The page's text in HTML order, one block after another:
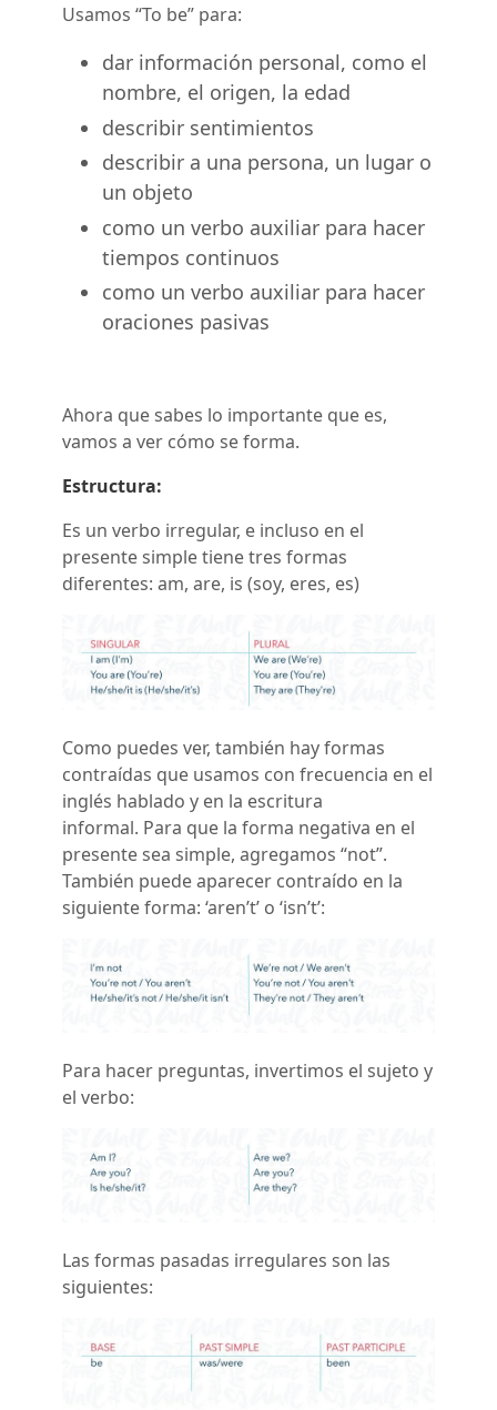
Usamos “To be” para:
dar información personal, como el
nombre, el origen, la edad
describir sentimientos
describir a una persona, un lugar o
un objeto
como un verbo auxiliar para hacer
tiempos continuos
como un verbo auxiliar para hacer
oraciones pasivas
Ahora que sabes lo importante que es,
vamos a ver cómo se forma.
Estructura:
Es un verbo irregular, e incluso en el
presente simple tiene tres formas
diferentes: am, are, is (soy, eres, es)
Como puedes ver, también hay formas
contraídas que usamos con frecuencia en el
inglés hablado y en la escritura
informal. Para que la forma negativa en el
presente sea simple, agregamos “not”.
También puede aparecer contraído en la
siguiente forma: ‘aren’t’ o ‘isn’t’:
Para hacer preguntas, invertimos el sujeto y
el verbo:
Las formas pasadas irregulares son las
siguientes: